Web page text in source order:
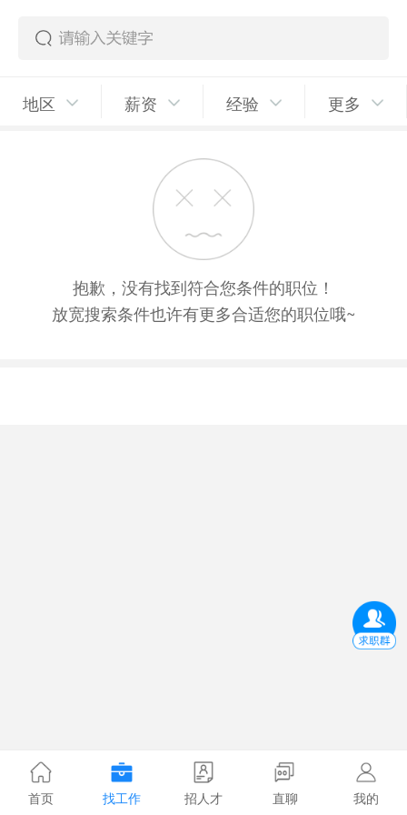
地区 薪资 经验 更多
抱歉，没有找到符合您条件的职位！
放宽搜索条件也许有更多合适您的职位哦~
首页 找工作 招人才 直聊 我的